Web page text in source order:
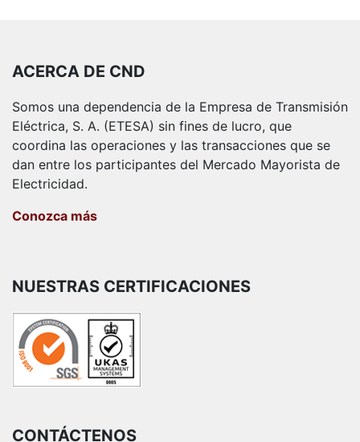
ACERCA DE CND
Somos una dependencia de la Empresa de Transmisión
Eléctrica, S. A. (ETESA) sin fines de lucro, que
coordina las operaciones y las transacciones que se
dan entre los participantes del Mercado Mayorista de
Electricidad.
Conozca más
NUESTRAS CERTIFICACIONES
CONTÁCTENOS